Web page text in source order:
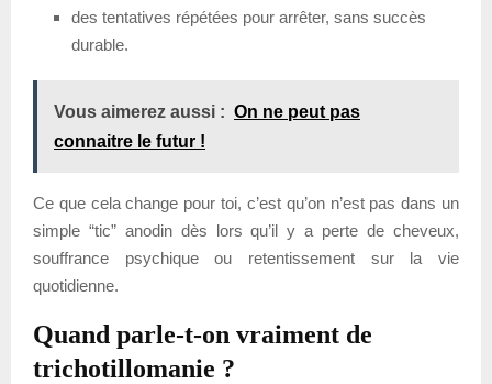
des tentatives répétées pour arrêter, sans succès
durable.
Vous aimerez aussi : On ne peut pas
connaitre le futur !
Ce que cela change pour toi, c’est qu’on n’est pas dans un
simple “tic” anodin dès lors qu’il y a perte de cheveux,
souffrance psychique ou retentissement sur la vie
quotidienne.
Quand parle-t-on vraiment de
trichotillomanie ?